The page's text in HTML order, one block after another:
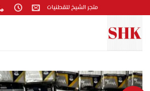
للمحتوى
متجر الشيخ للقطنيات